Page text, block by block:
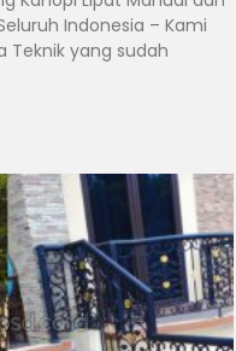
Indonesia – Kami
Teknik yang sudah